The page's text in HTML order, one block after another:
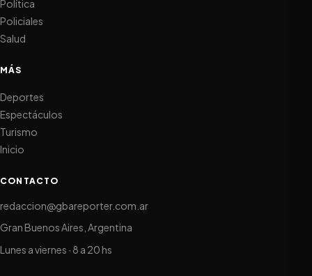
Política
Policiales
Salud
MÁS
Deportes
Espectáculos
Turismo
Inicio
CONTACTO
redaccion@gbareporter.com.ar
Gran Buenos Aires, Argentina
Lunes a viernes · 8 a 20 hs